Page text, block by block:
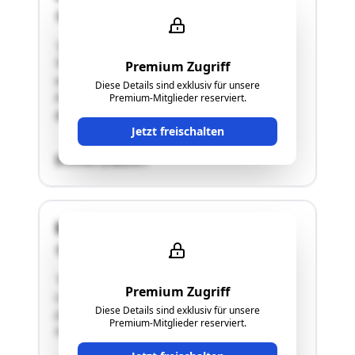
Premium Zugriff
Diese Details sind exklusiv für unsere
Premium-Mitglieder reserviert.
Jetzt freischalten
Teil der Grundstücke befindet sich gerade in
einem Umwidmungsverfahren, 5 zusätzliche
Parzellen wären daher künftig möglich
Bitte das Langgutachten lesen !"
SCHÄTZWERT
Premium Zugriff
Diese Details sind exklusiv für unsere
Premium-Mitglieder reserviert.
Buchenschachen 15
4443 Maria Neustift
Liegenschaft handelt es sich um ein Ein-
(Zwei-)familienhausmit landwirtschaftlichen